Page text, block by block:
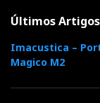
Últimos Artigos
Imacustica –
Magico M2